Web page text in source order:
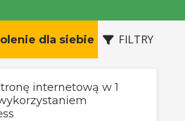
dla siebie FILTRY
internetową w 1